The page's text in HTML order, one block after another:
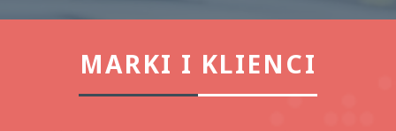
MARKI I KLIENCI